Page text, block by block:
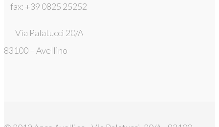
fax: +39 0825 25252
Via Palatucci 20/A
83100 – Avellino